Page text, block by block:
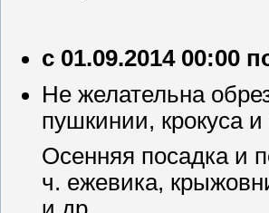
с 01.09.2014 00:00
Не желательна
пушкинии, крокуса и
Осенняя посадка и
ч. ежевика,